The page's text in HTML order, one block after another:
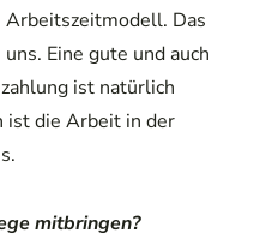
Das
Eine gute und auch
ist natürlich
ist die Arbeit in der
mitbringen?